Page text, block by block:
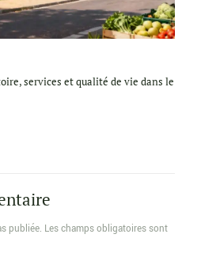
services et qualité de vie dans le
publiée. Les champs obligatoires sont